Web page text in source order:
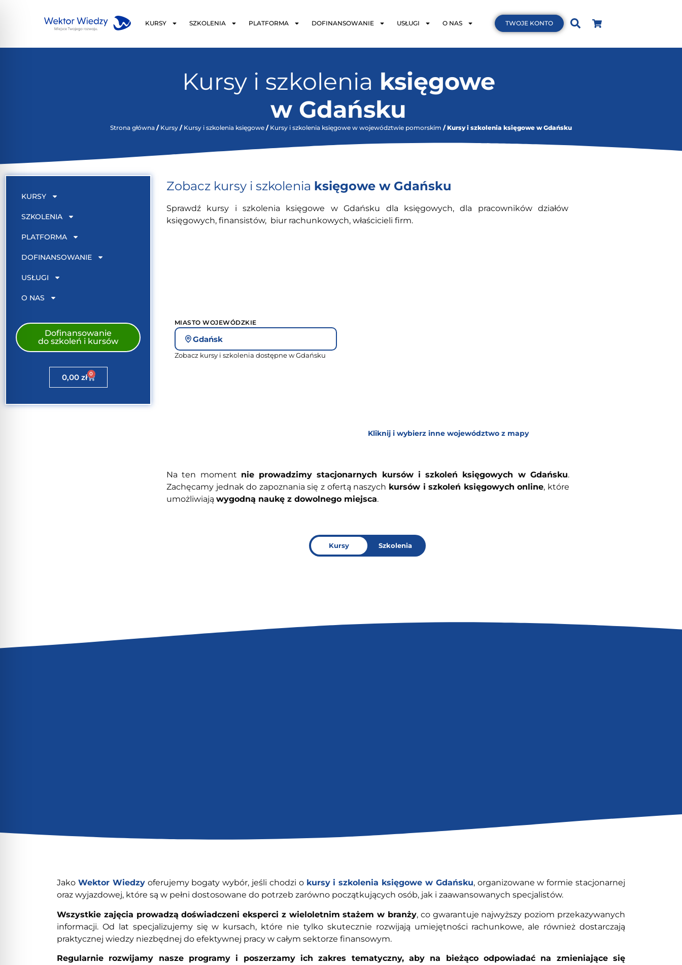
KURSY SZKOLENIA PLATFORMA DOFINANSOWANIE USŁUGI O NAS TWOJE KONTO
Kursy i szkolenia księgowe
w Gdańsku
Strona główna / Kursy / Kursy i szkolenia księgowe / Kursy i szkolenia księgowe w województwie pomorskim / Kursy i szkolenia księgowe w Gdańsku
KURSY
SZKOLENIA
PLATFORMA
DOFINANSOWANIE
USŁUGI
O NAS
Dofinansowanie
do szkoleń i kursów
0,00 zł 0
Zobacz kursy i szkolenia księgowe w Gdańsku
Sprawdź kursy i szkolenia księgowe w Gdańsku dla księgowych, dla pracowników działów
księgowych, finansistów, biur rachunkowych, właścicieli firm.
MIASTO WOJEWÓDZKIE
Gdańsk
Zobacz kursy i szkolenia dostępne w Gdańsku
Kliknij i wybierz inne województwo z mapy
Na ten moment nie prowadzimy stacjonarnych kursów i szkoleń księgowych w Gdańsku.
Zachęcamy jednak do zapoznania się z ofertą naszych kursów i szkoleń księgowych online, które
umożliwiają wygodną naukę z dowolnego miejsca.
Kursy Szkolenia
Jako Wektor Wiedzyoferujemy bogaty wybór, jeśli chodzi o kursy i szkolenia księgowe w Gdańsku, organizowane w formie stacjonarnej
oraz wyjazdowej, które są w pełni dostosowane do potrzeb zarówno początkujących osób, jak i zaawansowanych specjalistów.
Wszystkie zajęcia prowadzą doświadczeni eksperci z wieloletnim stażem w branży, co gwarantuje najwyższy poziom przekazywanych
informacji. Od lat specjalizujemy się w kursach, które nie tylko skutecznie rozwijają umiejętności rachunkowe, ale również dostarczają
praktycznej wiedzy niezbędnej do efektywnej pracy w całym sektorze finansowym.
Regularnie rozwijamy nasze programy i poszerzamy ich zakres tematyczny, aby na bieżąco odpowiadać na zmieniające się